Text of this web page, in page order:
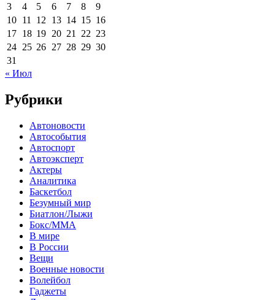
3
4 5 6 7 8
9
10 11 12 13 14 15 16
17 18 19 20 21 22 23
24 25 26 27 28 29 30
31
« Июл
Рубрики
Автоновости
Автособытия
Автоспорт
Автоэксперт
Актеры
Аналитика
Баскетбол
Безумный мир
Биатлон/Лыжи
Бокс/MMA
В мире
В России
Вещи
Военные новости
Волейбол
Гаджеты